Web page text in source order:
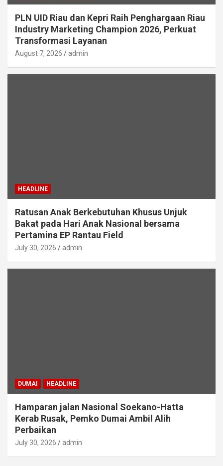
PLN UID Riau dan Kepri Raih Penghargaan Riau
Industry Marketing Champion 2026, Perkuat
Transformasi Layanan
August 7, 2026 admin
HEADLINE
Ratusan Anak Berkebutuhan Khusus Unjuk
Bakat pada Hari Anak Nasional bersama
Pertamina EP Rantau Field
July 30, 2026 admin
DUMAI HEADLINE
Hamparan jalan Nasional Soekano-Hatta
Kerab Rusak, Pemko Dumai Ambil Alih
Perbaikan
July 30, 2026 admin